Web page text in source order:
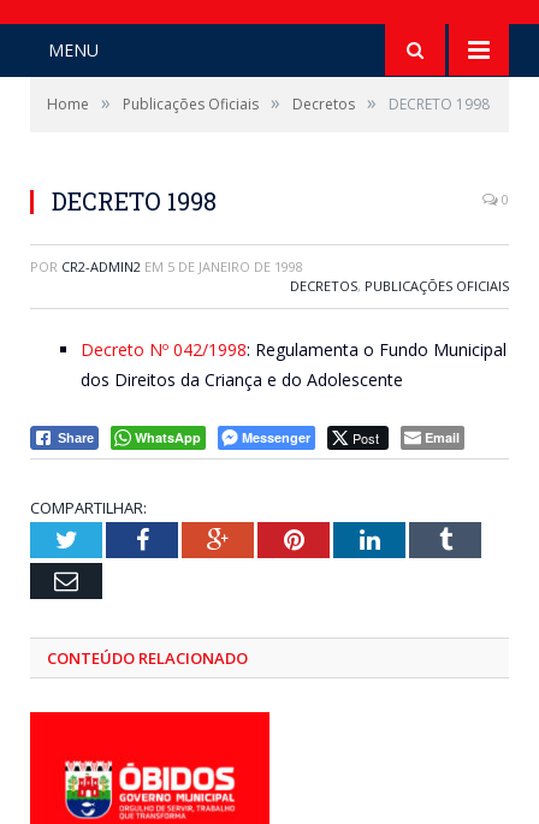
MENU
Home » Publicações Oficiais » Decretos » DECRETO 1998
DECRETO 1998 0
POR CR2-ADMIN2 EM 5 DE JANEIRO DE 1998
DECRETOS, PUBLICAÇÕES OFICIAIS
Decreto Nº 042/1998: Regulamenta o Fundo Municipal
dos Direitos da Criança e do Adolescente
Share WhatsApp Messenger Post Email
COMPARTILHAR:
TwitterFacebookGoogle+PinterestLinkedInTumblr
Email
CONTEÚDO RELACIONADO